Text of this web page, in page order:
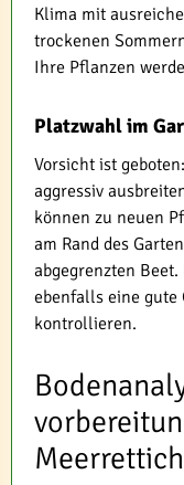
Klima mit
trockenen
Ihre Pflanzen
Platzwahl im
Vorsicht ist
aggressiv
können zu neuen
am Rand des
abgegrenzten
ebenfalls eine gute
kontrollieren.
Meerrettich